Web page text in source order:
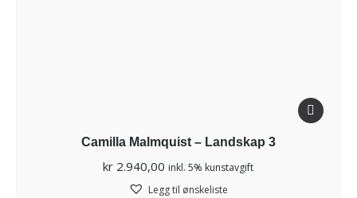
Camilla Malmquist – Landskap 3
kr 2.940,00 inkl. 5% kunstavgift
Legg til ønskeliste